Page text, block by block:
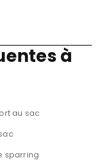
à
au sac
sparring